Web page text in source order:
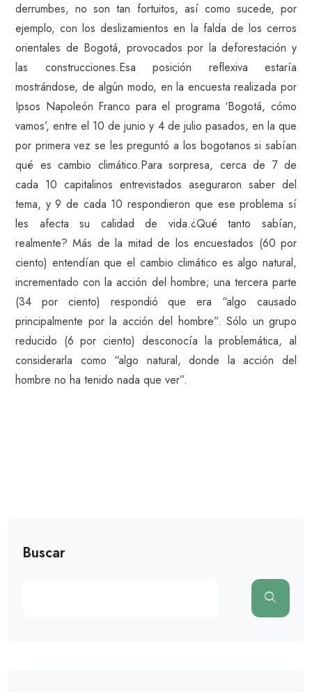
derrumbes, no son tan fortuitos, así como sucede, por
ejemplo, con los deslizamientos en la falda de los cerros
orientales de Bogotá, provocados por la deforestación y
las construcciones.Esa posición reflexiva estaría
mostrándose, de algún modo, en la encuesta realizada por
Ipsos Napoleón Franco para el programa ‘Bogotá, cómo
vamos’, entre el 10 de junio y 4 de julio pasados, en la que
por primera vez se les preguntó a los bogotanos si sabían
qué es cambio climático.Para sorpresa, cerca de 7 de
cada 10 capitalinos entrevistados aseguraron saber del
tema, y 9 de cada 10 respondieron que ese problema sí
les afecta su calidad de vida.¿Qué tanto sabían,
realmente? Más de la mitad de los encuestados (60 por
ciento) entendían que el cambio climático es algo natural,
incrementado con la acción del hombre; una tercera parte
(34 por ciento) respondió que era “algo causado
principalmente por la acción del hombre”. Sólo un grupo
reducido (6 por ciento) desconocía la problemática, al
considerarla como “algo natural, donde la acción del
hombre no ha tenido nada que ver”.
Buscar